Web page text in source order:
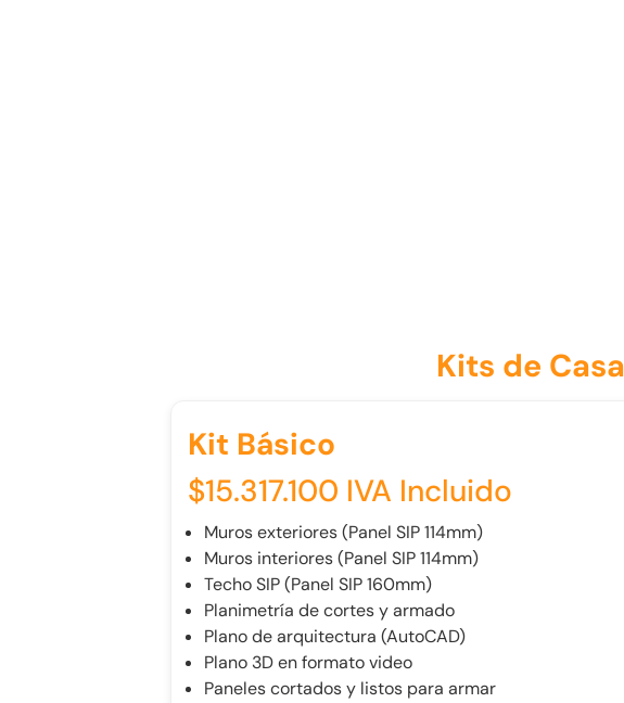
Kits de
Kit Básico
$15.317.100 IVA Incluido
Muros exteriores (Panel SIP 114mm)
Muros interiores (Panel SIP 114mm)
Techo SIP (Panel SIP 160mm)
Planimetría de cortes y armado
Plano de arquitectura (AutoCAD)
Plano 3D en formato video
Paneles cortados y listos para armar